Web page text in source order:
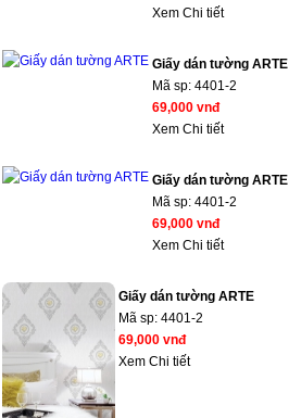
Xem Chi tiết
Giấy dán tường ARTE
Mã sp: 4401-2
69,000 vnđ
Xem Chi tiết
Giấy dán tường ARTE
Mã sp: 4401-2
69,000 vnđ
Xem Chi tiết
Giấy dán tường ARTE
Mã sp: 4401-2
69,000 vnđ
Xem Chi tiết